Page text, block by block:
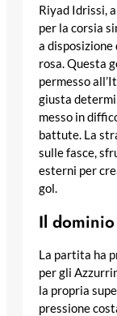
Riyad Idrissi,
per la corsia
a
rosa. Questa
permesso
giusta
messo in
battute. La
sulle fasce,
esterni per
gol.
Il
La partita ha
per gli
la propria
pressione